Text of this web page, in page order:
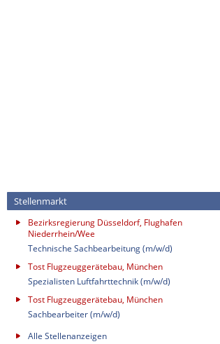
Stellenmarkt
Bezirksregierung Düsseldorf, Flughafen
Niederrhein/Wee
Technische Sachbearbeitung (m/w/d)
Tost Flugzeuggerätebau, München
Spezialisten Luftfahrttechnik (m/w/d)
Tost Flugzeuggerätebau, München
Sachbearbeiter (m/w/d)
Alle Stellenanzeigen